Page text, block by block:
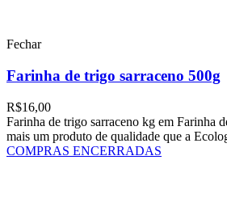
Fechar
Farinha de trigo sarraceno 500g
R$16,00
Farinha de trigo sarraceno kg em Farinha
mais um produto de qualidade que a
COMPRAS ENCERRADAS